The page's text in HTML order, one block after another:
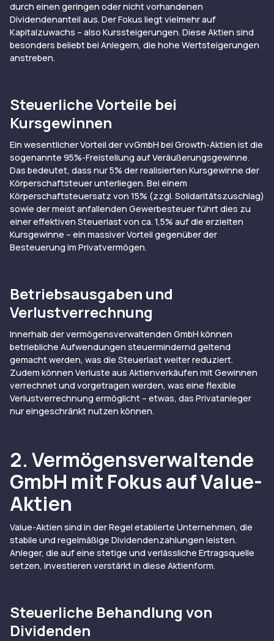
durch einen geringen oder nicht vorhandenen
Dividendenanteil aus. Der Fokus liegt vielmehr auf
Kapitalzuwachs – also Kurssteigerungen. Diese Aktien sind
besonders beliebt bei Anlegern, die hohe Wertsteigerungen
anstreben.
Steuerliche Vorteile bei
Kursgewinnen
Ein wesentlicher Vorteil der vvGmbH bei Growth-Aktien ist die
sogenannte 95%-Freistellung auf Veräußerungsgewinne.
Das bedeutet, dass nur 5% der realisierten Kursgewinne der
Körperschaftsteuer unterliegen. Bei einem
Körperschaftsteuersatz von 15% (zzgl. Solidaritätszuschlag)
sowie der meist anfallenden Gewerbesteuer führt dies zu
einer effektiven Steuerlast von ca. 1,5% auf die erzielten
Kursgewinne – ein massiver Vorteil gegenüber der
Besteuerung im Privatvermögen.
Betriebsausgaben und
Verlustverrechnung
Innerhalb der vermögensverwaltenden GmbH können
betriebliche Aufwendungen steuermindernd geltend
gemacht werden, was die Steuerlast weiter reduziert.
Zudem können Verluste aus Aktienverkäufen mit Gewinnen
verrechnet und vorgetragen werden, was eine flexible
Verlustverrechnung ermöglicht – etwas, das Privatanleger
nur eingeschränkt nutzen können.
2. Vermögensverwaltende
GmbH mit Fokus auf Value-
Aktien
Value-Aktien sind in der Regel etablierte Unternehmen, die
stabile und regelmäßige Dividendenzahlungen leisten.
Anleger, die auf eine stetige und verlässliche Ertragsquelle
setzen, investieren verstärkt in diese Aktienform.
Steuerliche Behandlung von
Dividenden